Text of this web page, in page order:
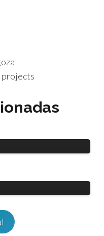
projects
la Comisión